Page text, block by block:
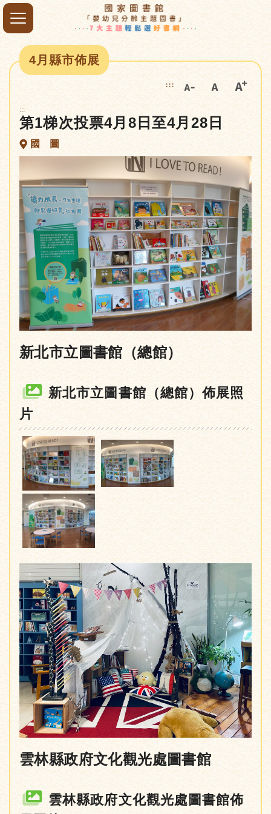
4月縣市佈展
:::
:::
第1梯次投票4月8日至4月28日
國 圖
新北市立圖書館（總館）
新北市立圖書館（總館）佈展照
片
雲林縣政府文化觀光處圖書館
雲林縣政府文化觀光處圖書館佈